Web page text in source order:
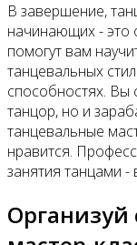
В завершение,
начинающих - это
помогут вам
танцевальных
способностях. Вы
танцор, но и
танцевальные
нравится.
занятия танцами -
Организуй